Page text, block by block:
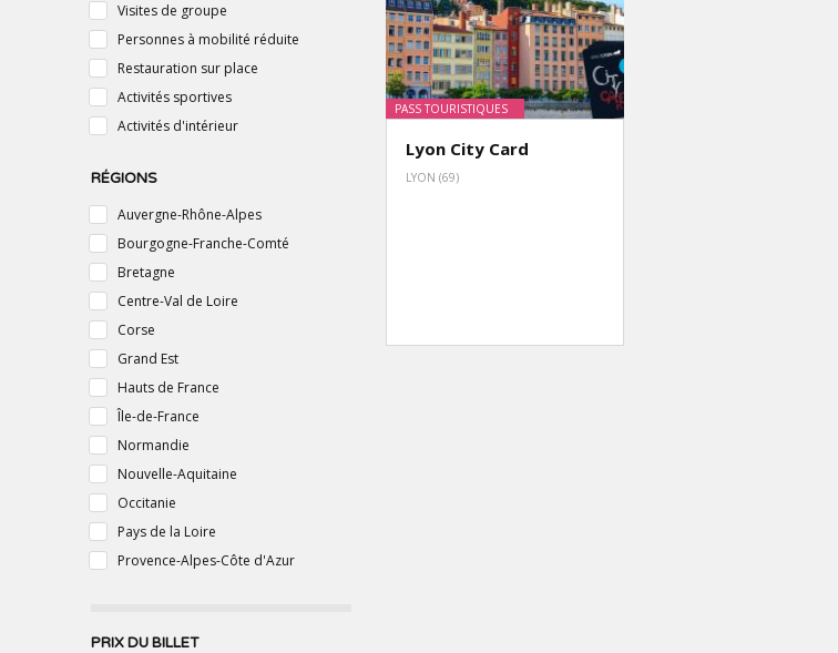
PASS TOURISTIQUES GROUPE, CE, SCOLAIRE
Visites de groupe
Personnes à mobilité réduite
Restauration sur place
Activités sportives
Activités d'intérieur
RÉGIONS
Auvergne-Rhône-Alpes
Bourgogne-Franche-Comté
Bretagne
Centre-Val de Loire
Corse
Grand Est
Hauts de France
Île-de-France
Normandie
Nouvelle-Aquitaine
Occitanie
Pays de la Loire
Provence-Alpes-Côte d'Azur
PRIX DU BILLET
PASS TOURISTIQUES
Lyon City Card
LYON (69)